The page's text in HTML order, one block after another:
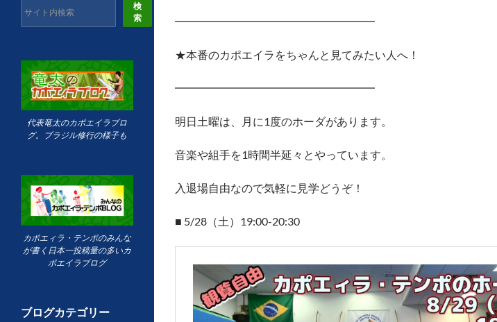
━━━━━━━━━━━━━━━━━━
★本番のカポエイラをちゃんと見てみたい人へ！
━━━━━━━━━━━━━━━━━━
明日土曜は、月に1度のホーダがあります。
音楽や組手を1時間半延々とやっています。
入退場自由なので気軽に見学どうぞ！
■ 5/28（土）19:00-20:30
検
索
代表竜太のカポエイラブロ
グ。ブラジル修行の様子も
カポエィラ・テンポのみんな
が書く日本一投稿量の多いカ
ポエイラブログ
ブログカテゴリー